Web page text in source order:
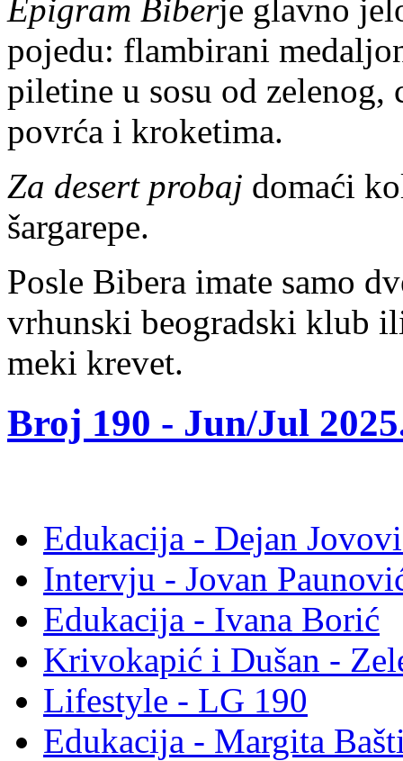
Epigram Biberje glavno
pojedu: flambirani
piletine u sosu od zelenog,
povrća i kroketima.
Za desert probaj domaći
šargarepe.
Posle Bibera imate samo
vrhunski beogradski klub
meki krevet.
Broj 190 - Jun/Jul
Edukacija - Dejan
Intervju - Jovan
Edukacija - Ivana Borić
Krivokapić i Dušan -
Lifestyle - LG 190
Edukacija - Margita